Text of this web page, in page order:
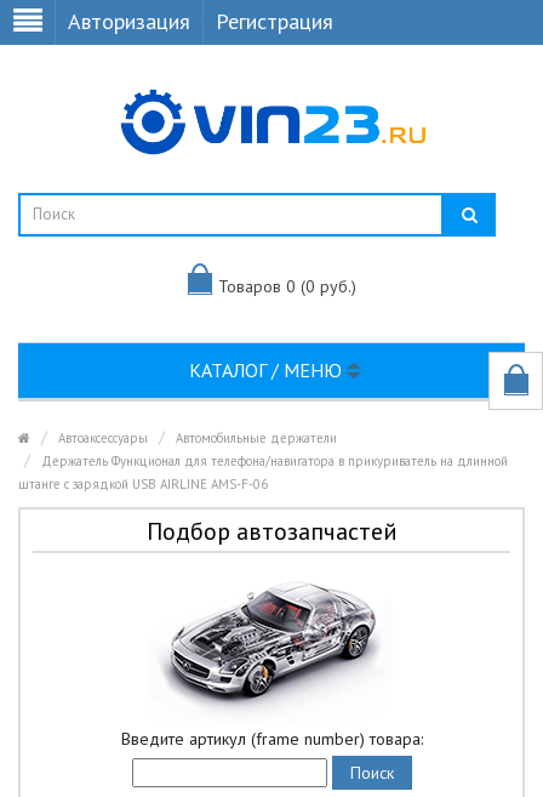
Авторизация Регистрация
Товаров 0 (0 руб.)
КАТАЛОГ / МЕНЮ
Автоаксессуары
Автомобильные держатели
Держатель Функционал для телефона/навигатора в прикуриватель на длинной
штанге с зарядкой USB AIRLINE AMS-F-06
Подбор автозапчастей
Введите артикул (frame number) товара: